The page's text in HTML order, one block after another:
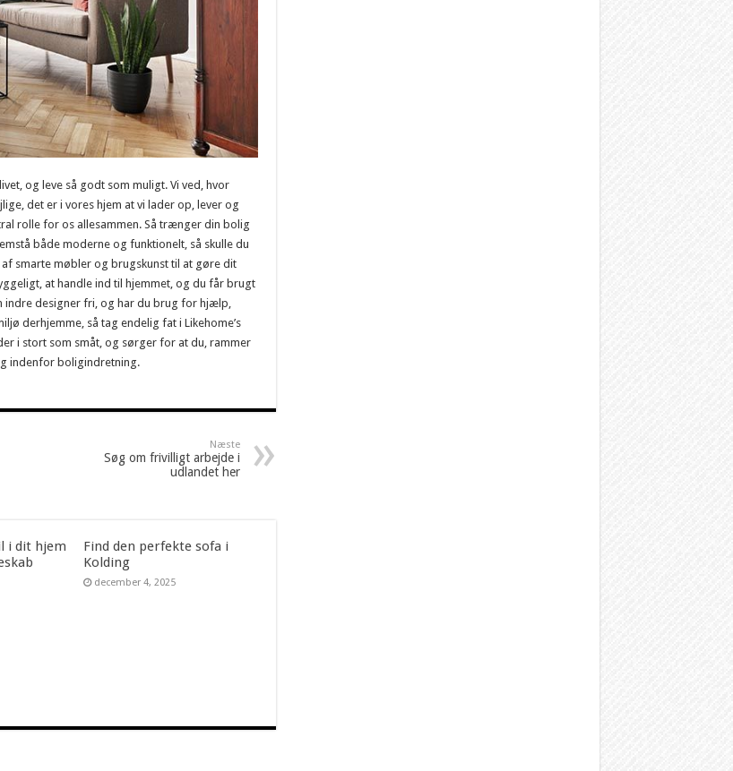
og leve så godt som muligt. Vi ved, hvor
det er i vores hjem at vi lader op, lever og
rolle for os allesammen. Så trænger din bolig
både moderne og funktionelt, så skulle du
smarte møbler og brugskunst til at gøre dit
at handle ind til hjemmet, og du får brugt
indre designer fri, og har du brug for hjælp,
derhjemme, så tag endelig fat i Likehome’s
i stort som småt, og sørger for at du, rammer
indenfor boligindretning.
Næste
Søg om frivilligt arbejde i
udlandet her
i dit hjem
Find den perfekte sofa i
Kolding
december 4, 2025